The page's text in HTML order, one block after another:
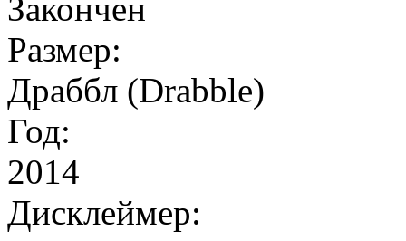
Закончен
Размер:
Драббл (Drabble)
Год:
2014
Дисклеймер: